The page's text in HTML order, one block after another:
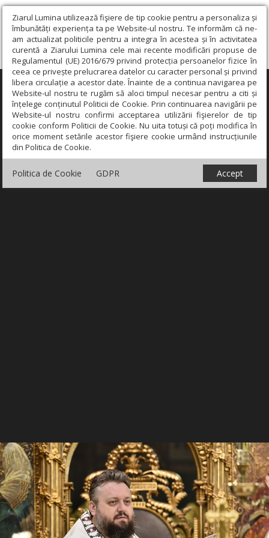
Ziarul Lumina utilizează fişiere de tip cookie pentru a personaliza și
îmbunătăți experiența ta pe Website-ul nostru. Te informăm că ne-
am actualizat politicile pentru a integra în acestea și în activitatea
curentă a Ziarului Lumina cele mai recente modificări propuse de
Regulamentul (UE) 2016/679 privind protecția persoanelor fizice în
ceea ce privește prelucrarea datelor cu caracter personal și privind
libera circulație a acestor date. Înainte de a continua navigarea pe
Website-ul nostru te rugăm să aloci timpul necesar pentru a citi și
înțelege conținutul Politicii de Cookie. Prin continuarea navigării pe
Website-ul nostru confirmi acceptarea utilizării fişierelor de tip
cookie conform Politicii de Cookie. Nu uita totuși că poți modifica în
orice moment setările acestor fişiere cookie urmând instrucțiunile
din Politica de Cookie.
Politica de Cookie GDPR Accept
×